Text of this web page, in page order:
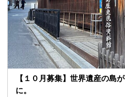
【１０月募集】世界遺産の島
に。